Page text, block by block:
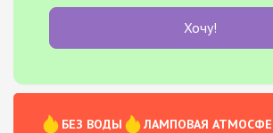
Хочу!
БЕЗ ВОДЫ
ЛАМПОВАЯ